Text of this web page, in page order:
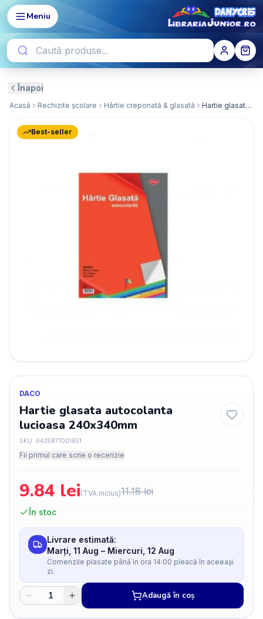
Meniu
Înapoi
Acasă Rechizite școlare Hârtie creponată & glasată Hartie glasata autocolanta lucioasa 240x340mm
Best-seller
DACO
Hartie glasata autocolanta
lucioasa 240x340mm
SKU: 6425871001651
Fii primul care scrie o recenzie
9.84 lei(TVA inclus)11.18lei
În stoc
Livrare estimată:
Marți, 11 Aug – Miercuri, 12 Aug
Comenzile plasate până în ora 14:00 pleacă în aceeași
zi.
Adaugă în coș